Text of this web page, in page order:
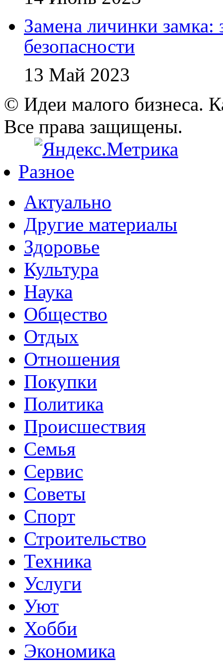
Замена личинки замка:
безопасности
13 Май 2023
© Идеи малого бизнеса.
Все права защищены.
Разное
Актуально
Другие материалы
Здоровье
Культура
Наука
Общество
Отдых
Отношения
Покупки
Политика
Происшествия
Семья
Сервис
Советы
Спорт
Строительство
Техника
Услуги
Уют
Хобби
Экономика